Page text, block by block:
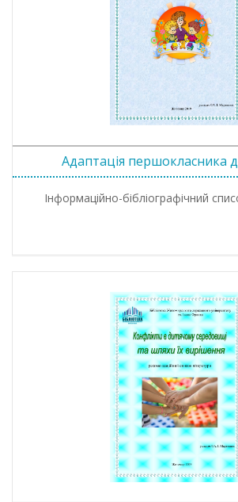
Адаптація першокласника
Інформаційно-бібліографічний